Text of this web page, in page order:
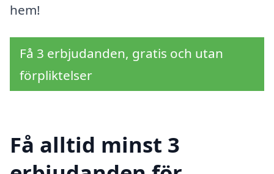
hem!
Få 3 erbjudanden, gratis och utan
förpliktelser
Få alltid minst 3